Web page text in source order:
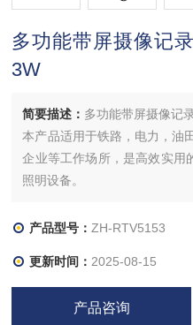
多功能带屏摄像记
3W
简要描述： 多功能带屏摄像记
本产品适用于铁路，电力，油
企业等工作场所，是高效实用
照明设备。
产品型号：ZH-RTV5153
更新时间： 2025-08-15
产品咨询